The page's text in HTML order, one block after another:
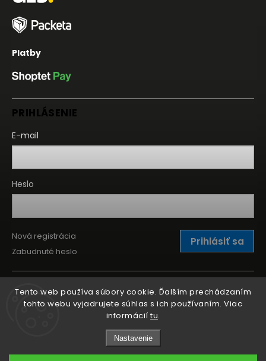
Tento web používa súbory cookie. Ďalším prechádzaním
tohto webu vyjadrujete súhlas s ich používaním. Viac
informácií tu.
Nastavenie
Platby
PRIHLÁSENIE
E-mail
Heslo
Prihlásiť sa
Nová registrácia
Zabudnuté heslo